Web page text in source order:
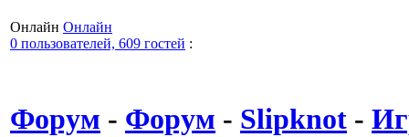
Онлайн Онлайн
0 пользователей, 609 гостей :
Форум - Форум - Slipknot -